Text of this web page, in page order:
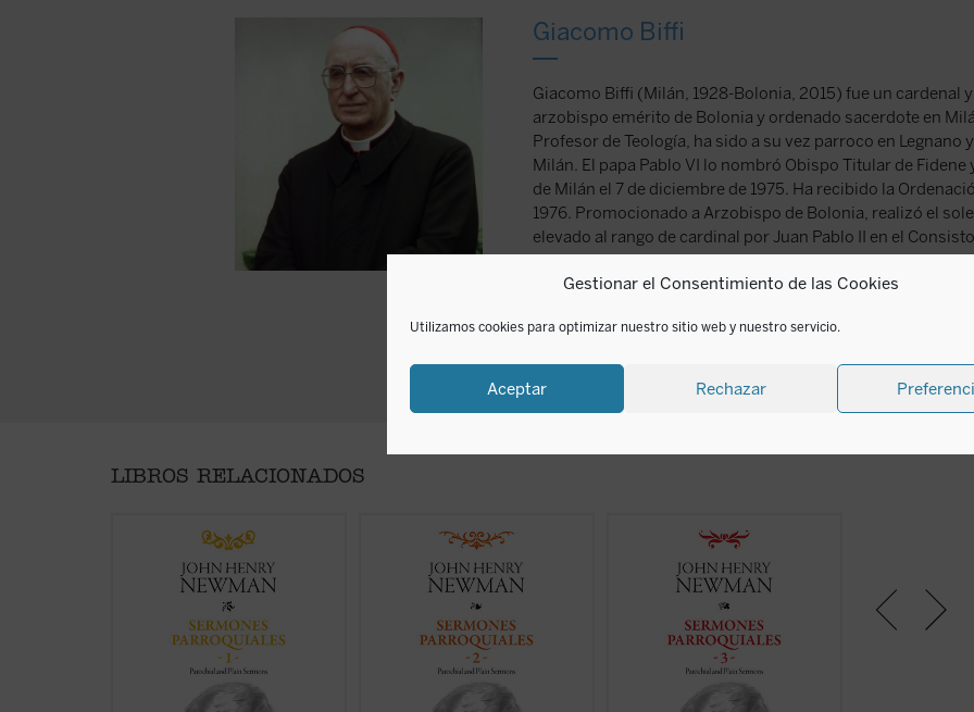
Gestionar el Consentimiento de las Cookies
Utilizamos cookies para optimizar nuestro sitio web y nuestro servicio.
Aceptar Rechazar
Giacomo Biffi
Giacomo Biffi (Milán, 1928-Bolonia, 2015) fue un cardenal
arzobispo emérito de Bolonia y ordenado sacerdote en
Profesor de Teología, ha sido a su vez parroco en Legnano
Milán. El papa Pablo VI lo nombró Obispo Titular de
de Milán el 7 de diciembre de 1975. Ha recibido la
1976. Promocionado a Arzobispo de Bolonia, realizó el
elevado al rango de cardinal por Juan Pablo II en el
miembro de la Congregación por la Evangelización de los
Clero y de la Congregación por la Educación Católica.
motivos de edad, Biffi conserva el título de Arzobispo
podido asistir a los ejercicios cuaresmales realizados por
LIBROS RELACIONADOS
Desde su ordenación como pastor
anglicano hasta su muerte como
cardenal católico, la figura de
Newman no deja de sorprender
por la coherencia de su
trayectoria. En estosSermones
, un clásico de la
inspirado a todas las
En estos treinta y dos sermones,
John Henry Newman vuelve a
poner de manifiesto su fuerza,
frescura y audacia. Fuerza en la
verdad de su mensaje, que es el
mensaje de Dios; frescura en la
palabra, con un lenguaje cercano y
en sus estudios teológicos; y
En este tercer volumen de la serie
Sermones parroquiales
incluyen veinticinco sermones
predicados en la iglesia de Saint
Mary's en Oxford. El genio
humano y cristiano de Newman,
que ya era una autoridad no
vuelve a brillar en ellos con toda
volumen de la
Sermones